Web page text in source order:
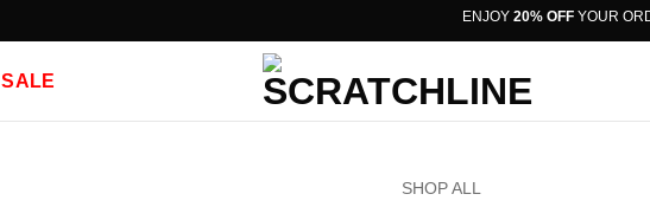
ENJOY20% OFFYOUR ORDER
SALE
SHOP ALL